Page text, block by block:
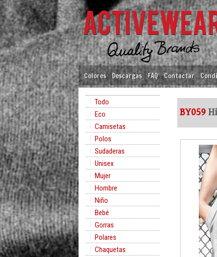
Colores Descargas FAQ Contactar
Todo
Eco
Camisetas
Polos
Sudaderas
Unisex
Mujer
Hombre
Niño
Bebé
Gorras
Polares
Chaquetas
BY059